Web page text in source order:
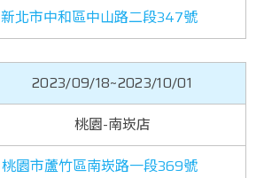
新北市中和區中山路二段347號
2023/09/18~2023/10/01
桃園-南崁店
桃園市蘆竹區南崁路一段369號